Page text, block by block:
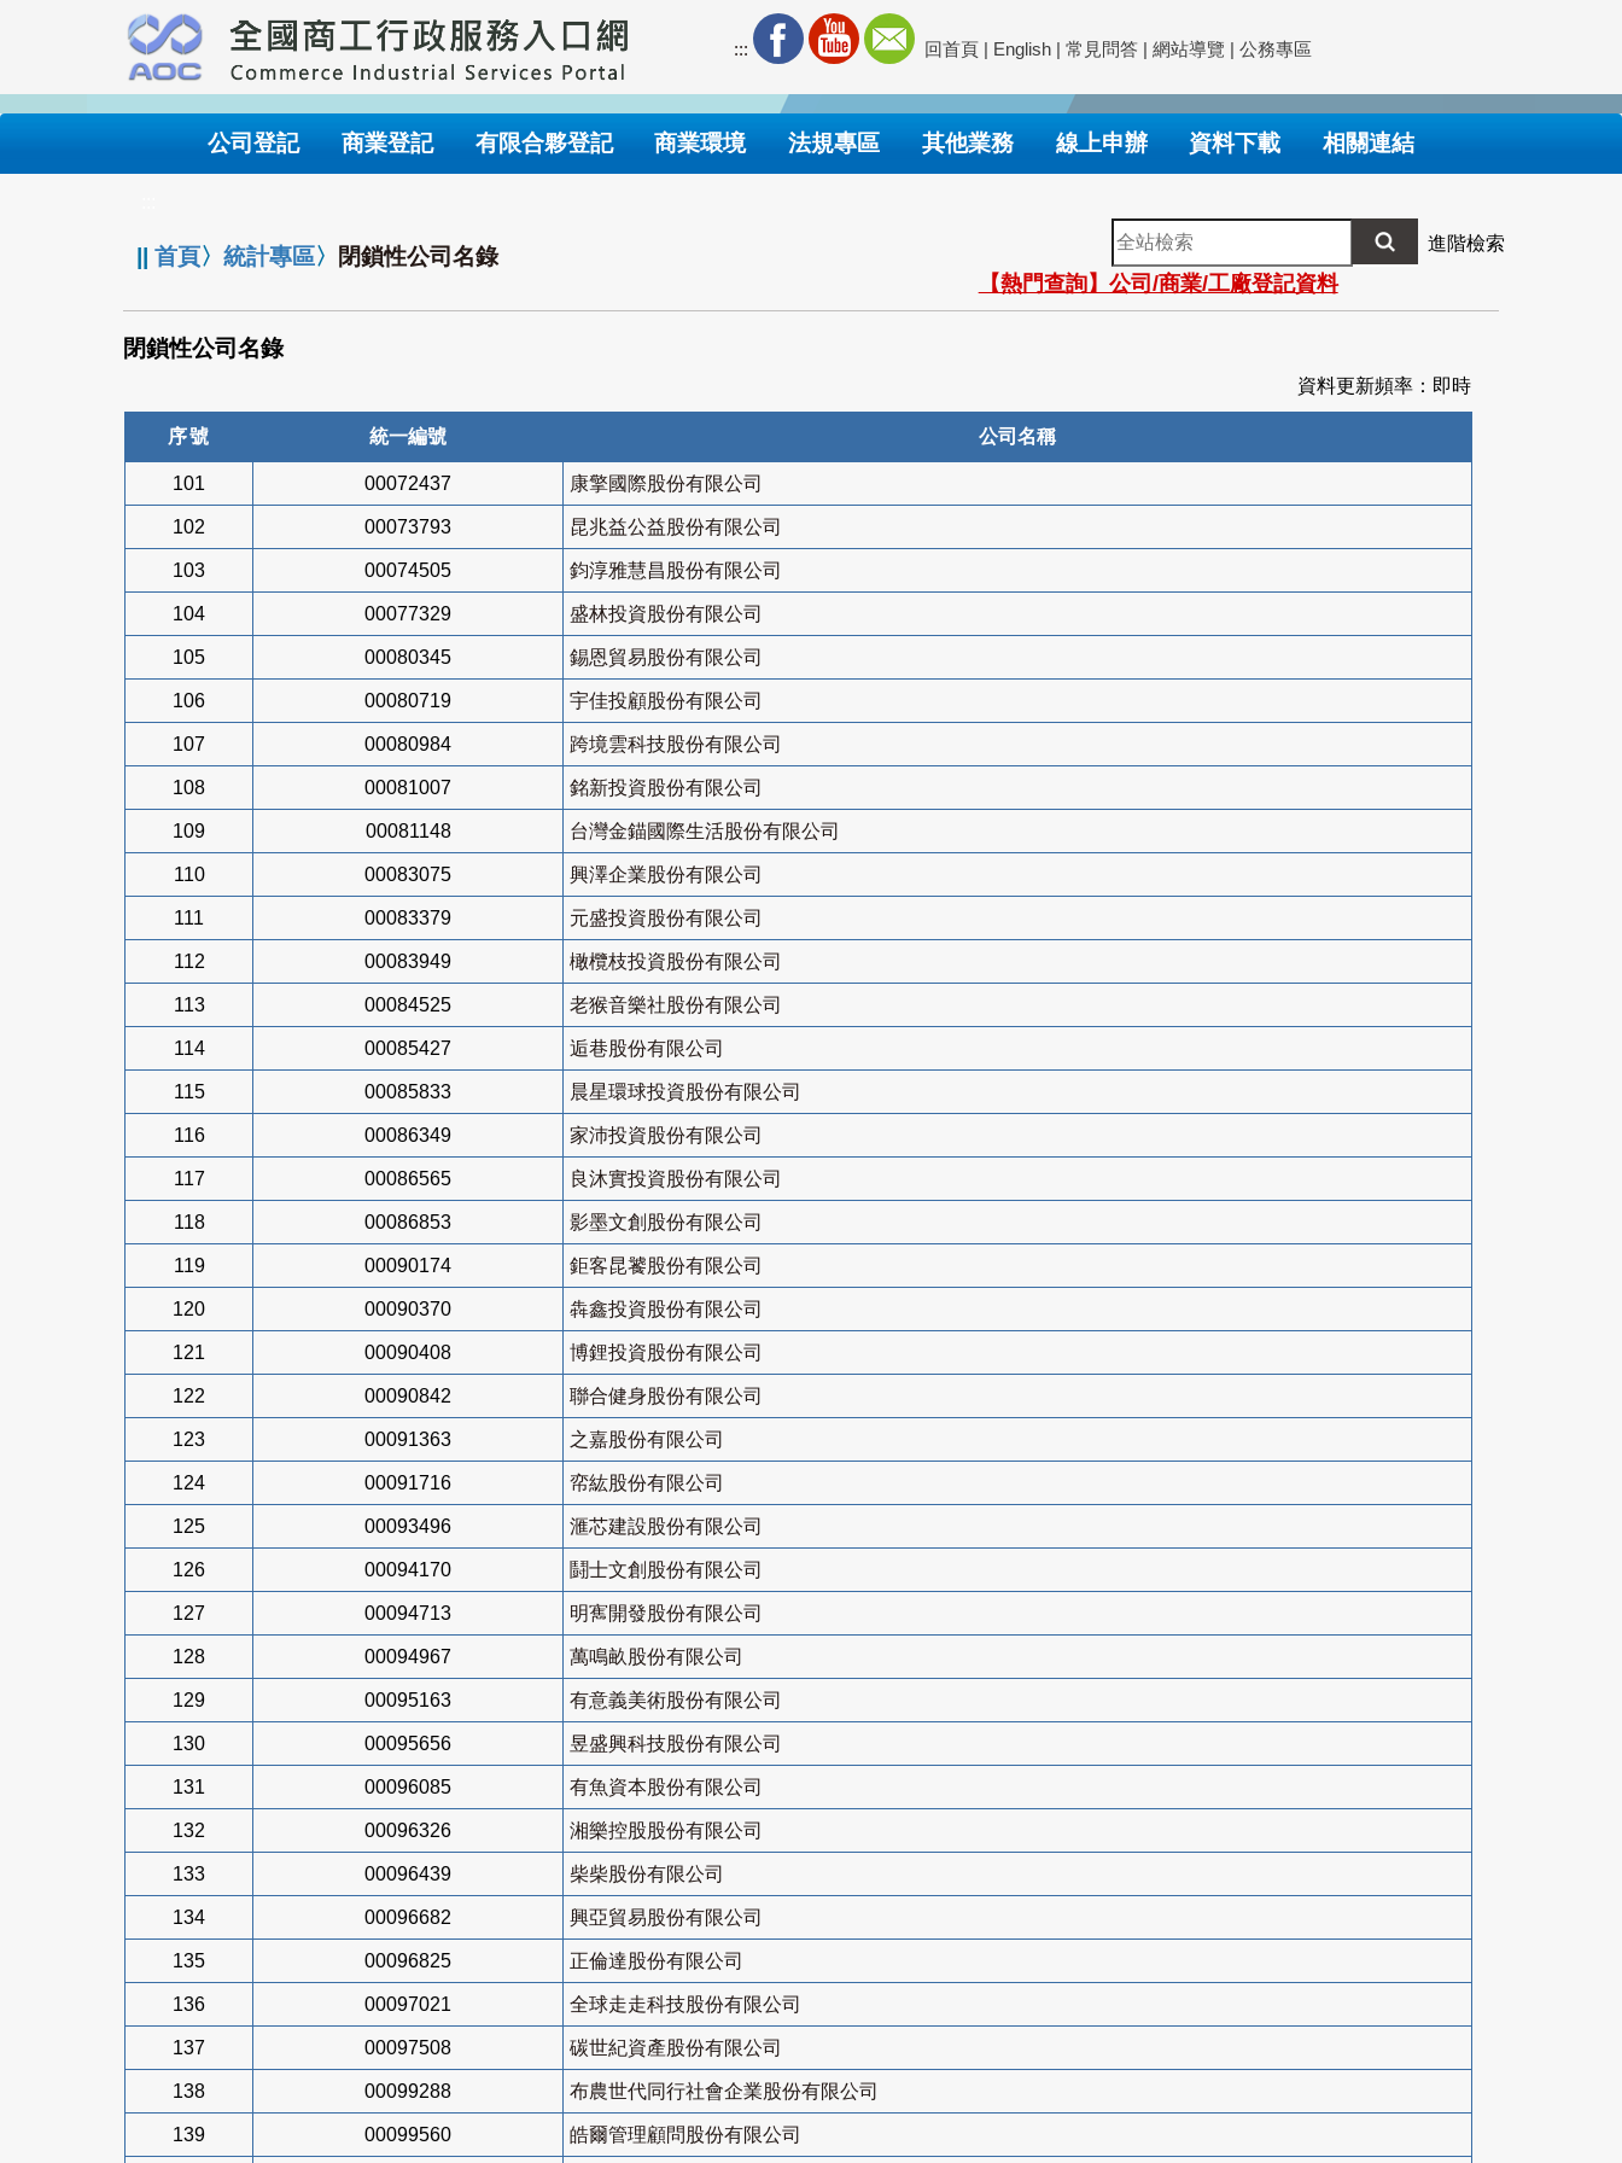
要
內
::: 回首頁 | English | 常見問答 | 網站導覽 | 公務專區
公司登記 商業登記 有限合夥登記 商業環境 法規專區 其他業務 線上申辦 資料下載 相關連結
||首頁〉統計專區〉 閉鎖性公司名錄
全
站
檢
索
進階檢索
【熱門查詢】公司/商業/工廠登記資料
閉鎖性公司名錄
資料更新頻率：即時
序號 統一編號 公司名稱
101 00072437 康擎國際股份有限公司
102 00073793 昆兆益公益股份有限公司
103 00074505 鈞淳雅慧昌股份有限公司
104 00077329 盛林投資股份有限公司
105 00080345 錫恩貿易股份有限公司
106 00080719 宇佳投顧股份有限公司
107 00080984 跨境雲科技股份有限公司
108 00081007 銘新投資股份有限公司
109 00081148 台灣金錨國際生活股份有限公司
110 00083075 興澤企業股份有限公司
111 00083379 元盛投資股份有限公司
112 00083949 橄欖枝投資股份有限公司
113 00084525 老猴音樂社股份有限公司
114 00085427 逅巷股份有限公司
115 00085833 晨星環球投資股份有限公司
116 00086349 家沛投資股份有限公司
117 00086565 良沐實投資股份有限公司
118 00086853 影墨文創股份有限公司
119 00090174 鉅客昆饕股份有限公司
120 00090370 犇鑫投資股份有限公司
121 00090408 博鋰投資股份有限公司
122 00090842 聯合健身股份有限公司
123 00091363 之嘉股份有限公司
124 00091716 帟紘股份有限公司
125 00093496 滙芯建設股份有限公司
126 00094170 鬪士文創股份有限公司
127 00094713 明寯開發股份有限公司
128 00094967 萬鳴畝股份有限公司
129 00095163 有意義美術股份有限公司
130 00095656 昱盛興科技股份有限公司
131 00096085 有魚資本股份有限公司
132 00096326 湘樂控股股份有限公司
133 00096439 柴柴股份有限公司
134 00096682 興亞貿易股份有限公司
135 00096825 正倫達股份有限公司
136 00097021 全球走走科技股份有限公司
137 00097508 碳世紀資產股份有限公司
138 00099288 布農世代同行社會企業股份有限公司
139 00099560 皓爾管理顧問股份有限公司